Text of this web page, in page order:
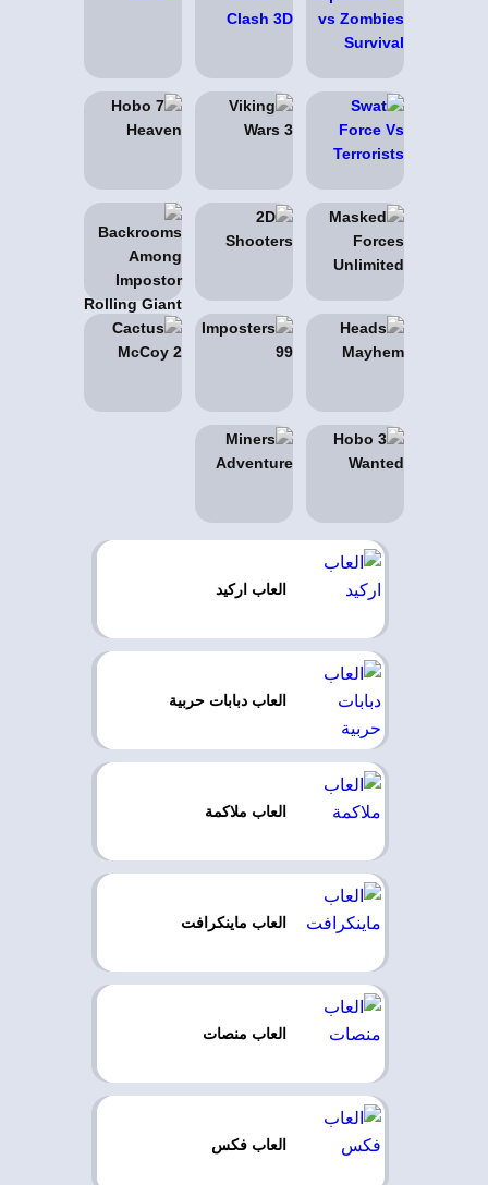
العاب اركيد
العاب دبابات حربية
العاب ملاكمة
العاب ماينكرافت
العاب منصات
العاب فكس